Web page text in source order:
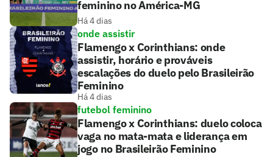
feminino no América-MG
Há 4 dias
onde assistir
Flamengo x Corinthians: onde
assistir, horário e prováveis
escalações do duelo pelo Brasileirão
Feminino
Há 4 dias
futebol feminino
Flamengo x Corinthians: duelo coloca
vaga no mata-mata e liderança em
jogo no Brasileirão Feminino